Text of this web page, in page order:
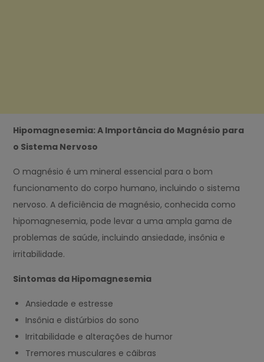
Hipomagnesemia: A Importância do Magnésio para
o Sistema Nervoso
O magnésio é um mineral essencial para o bom
funcionamento do corpo humano, incluindo o sistema
nervoso. A deficiência de magnésio, conhecida como
hipomagnesemia, pode levar a uma ampla gama de
problemas de saúde, incluindo ansiedade, insônia e
irritabilidade.
Sintomas da Hipomagnesemia
Ansiedade e estresse
Insônia e distúrbios do sono
Irritabilidade e alterações de humor
Tremores musculares e cãibras